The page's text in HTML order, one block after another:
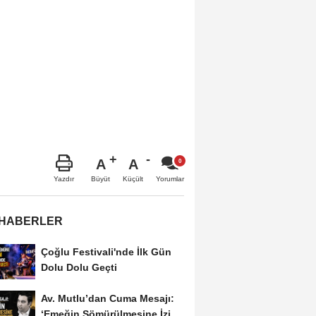
Yazdır
A
Büyüt
A
Küçült Yorumlar
Çoğlu Festivali'nde İlk Gün
Dolu Dolu Geçti
Av. Mutlu’dan Cuma Mesajı: